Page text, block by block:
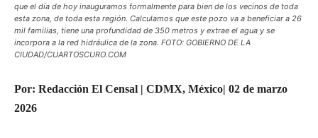
que el día de hoy inauguramos formalmente para bien de los vecinos de toda
esta zona, de toda esta región. Calculamos que este pozo va a beneficiar a 26
mil familias, tiene una profundidad de 350 metros y extrae el agua y se
incorpora a la red hidráulica de la zona. FOTO: GOBIERNO DE LA
CIUDAD/CUARTOSCURO.COM
Por: Redacción El Censal | CDMX, México| 02 de marzo
2026